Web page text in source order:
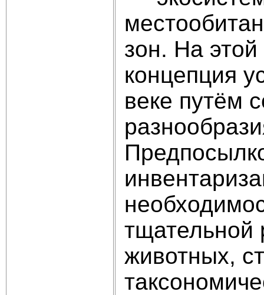
зон. На
концепция
веке путём
тщательной
животных,